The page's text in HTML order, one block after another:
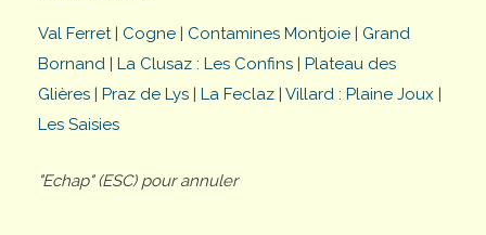
Val Ferret| Cogne | Contamines Montjoie | Grand
Bornand | La Clusaz : Les Confins | Plateau des
Glières | Praz de Lys | La Feclaz | Villard : Plaine Joux |
Les Saisies
"Echap" (ESC) pour annuler